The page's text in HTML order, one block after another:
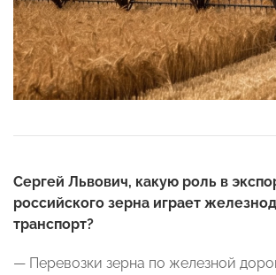
Сергей Львович, какую роль в
российского зерна играет
транспорт?
— Перевозки зерна по железной